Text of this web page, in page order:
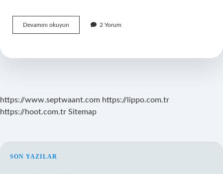
Devamını okuyun
Tarz
2 Yorum
https://www.septwaant.com https://lippo.com.tr
https://hoot.com.tr Sitemap
SIDEBAR
SON YAZILAR